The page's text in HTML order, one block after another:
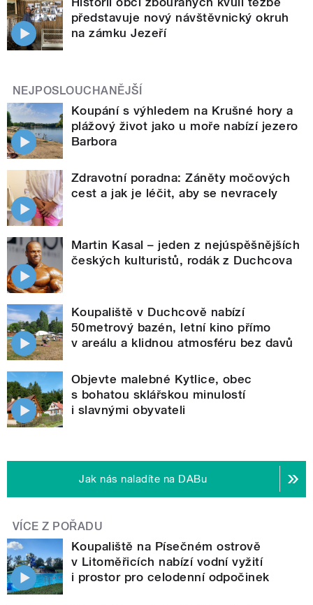
představuje nový návštěvnický okruh
na zámku Jezeří
NEJPOSLOUCHANĚJŠÍ
Koupání s výhledem na Krušné hory a
plážový život jako u moře nabízí jezero
Barbora
Zdravotní poradna: Záněty močových
cest a jak je léčit, aby se nevracely
Martin Kasal – jeden z nejúspěšnějších
českých kulturistů, rodák z Duchcova
Koupaliště v Duchcově nabízí
50metrový bazén, letní kino přímo
v areálu a klidnou atmosféru bez davů
Objevte malebné Kytlice, obec
s bohatou sklářskou minulostí
i slavnými obyvateli
Jak nás naladíte na DABu
VÍCE Z POŘADU
Koupaliště na Písečném ostrově
v Litoměřicích nabízí vodní vyžití
i prostor pro celodenní odpočinek